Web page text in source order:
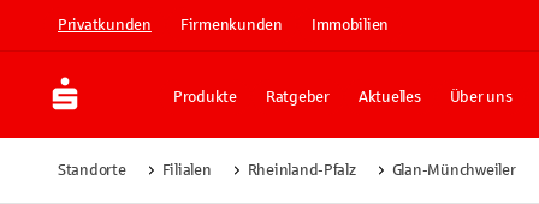
Privatkunden Firmenkunden Immobilien
Produkte Ratgeber Aktuelles Über uns
Standorte Filialen Rheinland-Pfalz Glan-Münchweiler